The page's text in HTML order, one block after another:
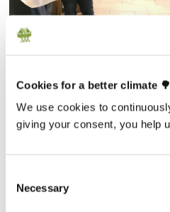
Cookies for a better climate 🌳
We use cookies to
giving your consent, you help
Selection
Necessary
So viel Engagement soll
Eric, der auch Botschafter für
Wenn ihr jetzt denkt: „Das